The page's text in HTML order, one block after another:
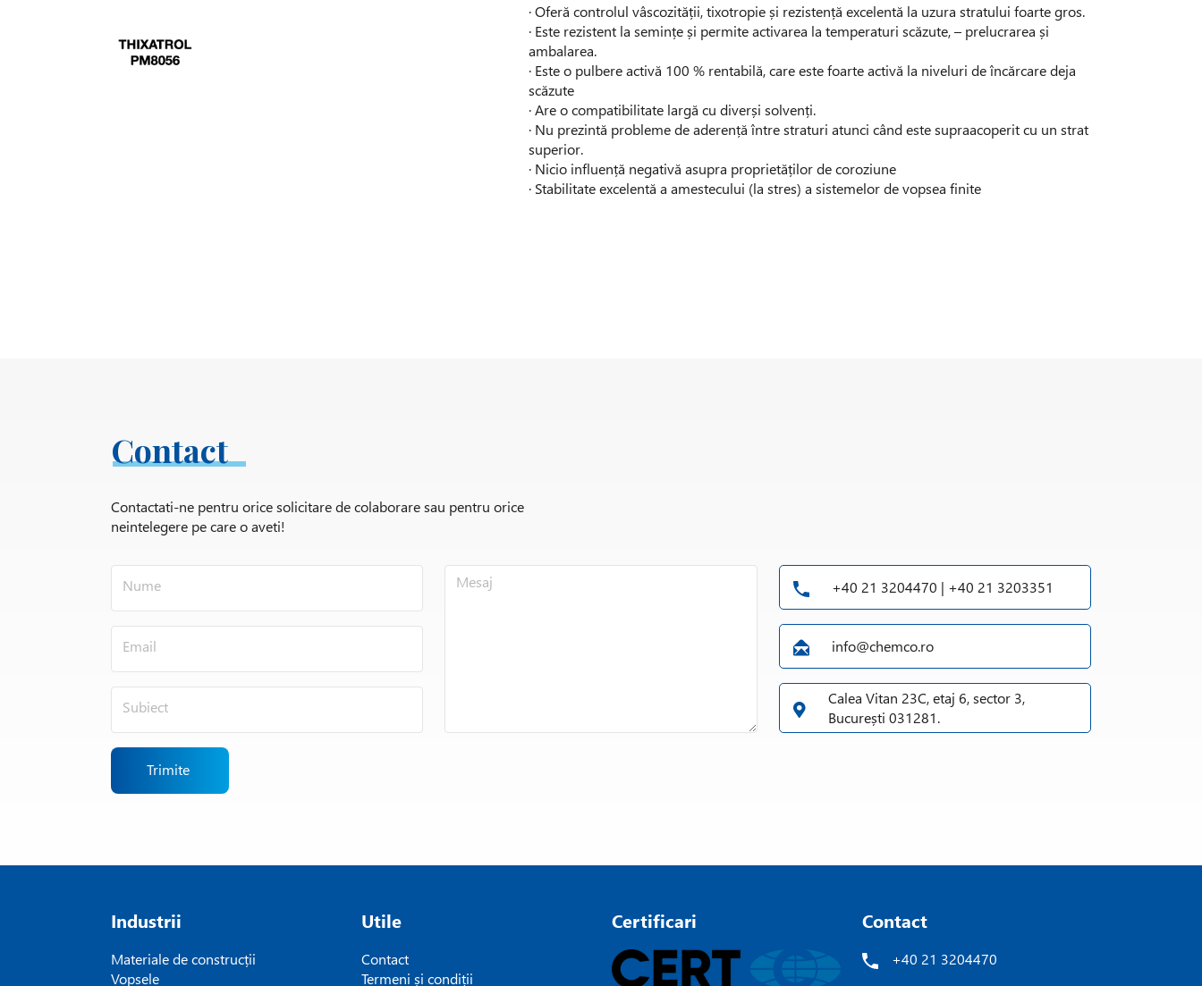
· Oferă controlul vâscozității, tixotropie și rezistență excelentă la uzura stratului foarte gros.
· Este rezistent la semințe și permite activarea la temperaturi scăzute, – prelucrarea și
ambalarea.
· Este o pulbere activă 100 % rentabilă, care este foarte activă la niveluri de încărcare deja
scăzute
· Are o compatibilitate largă cu diverși solvenți.
· Nu prezintă probleme de aderență între straturi atunci când este supraacoperit cu un strat
superior.
· Nicio influență negativă asupra proprietăților de coroziune
· Stabilitate excelentă a amestecului (la stres) a sistemelor de vopsea finite
Contact
Contactati-ne pentru orice solicitare de colaborare sau pentru orice
neintelegere pe care o aveti!
Trimite
+40 21 3204470 | +40 21 3203351
info@chemco.ro
Calea Vitan 23C, etaj 6, sector 3,
București 031281.
Industrii
Materiale de construcții
Vopsele
Utile
Contact
Termeni și condiții
Contact
+40 21 3204470
Certificari